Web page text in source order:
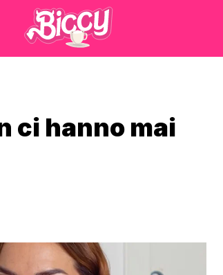
ci hanno mai